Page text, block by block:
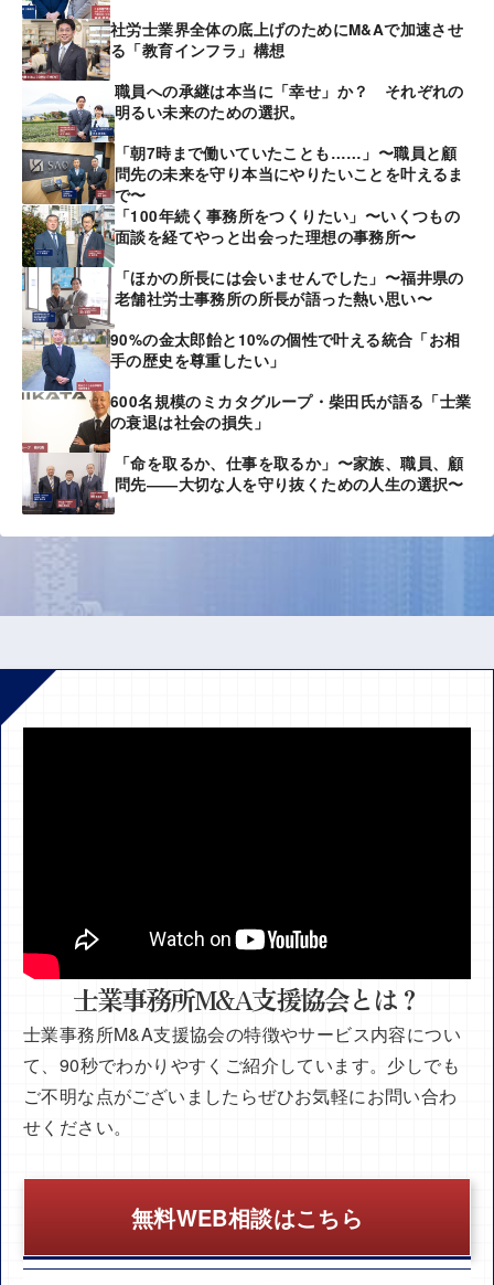
社労士業界全体の底上げのためにM&Aで加速させ
る「教育インフラ」構想
職員への承継は本当に「幸せ」か？ それぞれの
明るい未来のための選択。
「朝7時まで働いていたことも……」〜職員と顧
問先の未来を守り本当にやりたいことを叶えるま
で〜
「100年続く事務所をつくりたい」〜いくつもの
面談を経てやっと出会った理想の事務所〜
「ほかの所長には会いませんでした」〜福井県の
老舗社労士事務所の所長が語った熱い思い〜
90%の金太郎飴と10%の個性で叶える統合「お相
手の歴史を尊重したい」
600名規模のミカタグループ・柴田氏が語る「士業
の衰退は社会の損失」
「命を取るか、仕事を取るか」〜家族、職員、顧
問先――大切な人を守り抜くための人生の選択〜
士業事務所M&A支援協会とは？
士業事務所M&A支援協会の特徴やサービス内容につい
て、90秒でわかりやすくご紹介しています。少しでも
ご不明な点がございましたらぜひお気軽にお問い合わ
せください。
無料WEB相談はこちら